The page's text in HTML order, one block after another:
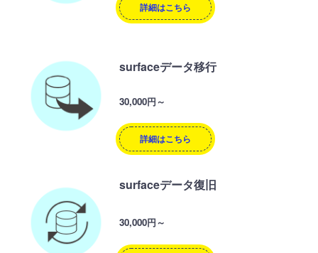
詳細はこちら
surfaceデータ移行
30,000円～
詳細はこちら
surfaceデータ復旧
30,000円～